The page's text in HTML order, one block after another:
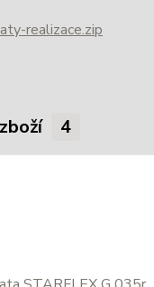
realizace.zip
4